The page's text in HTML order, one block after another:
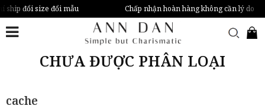
ship đổi size đổi mẫu Chấp nhận hoàn hàng không cần lý do
CHƯA ĐƯỢC PHÂN LOẠI
cache